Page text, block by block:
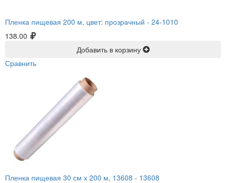
Пленка пищевая 200 м, цвет: прозрачный - 24-1010
138.00
Добавить в корзину
Сравнить
Пленка пищевая 30 см х 200 м, 13608 - 13608